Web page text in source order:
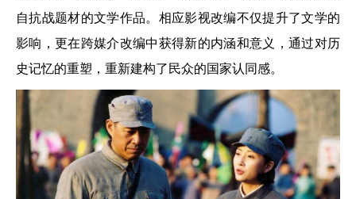
自抗战题材的文学作品。相应影视改编不仅提升了文学的
影响，更在跨媒介改编中获得新的内涵和意义，通过对历
史记忆的重塑，重新建构了民众的国家认同感。